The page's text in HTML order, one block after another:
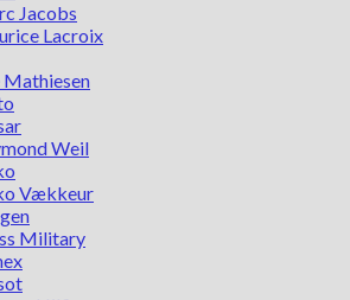
Jacobs
Lacroix
Mathiesen
Weil
Vækkeur
Military